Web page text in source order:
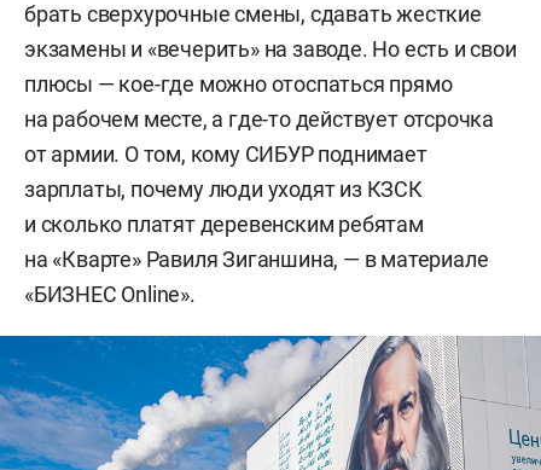
брать сверхурочные смены, сдавать жесткие
экзамены и «вечерить» на заводе. Но есть и свои
плюсы — кое-где можно отоспаться прямо
на рабочем месте, а где-то действует отсрочка
от армии. О том, кому СИБУР поднимает
зарплаты, почему люди уходят из КЗСК
и сколько платят деревенским ребятам
на «Кварте» Равиля Зиганшина, — в материале
«БИЗНЕС Online».